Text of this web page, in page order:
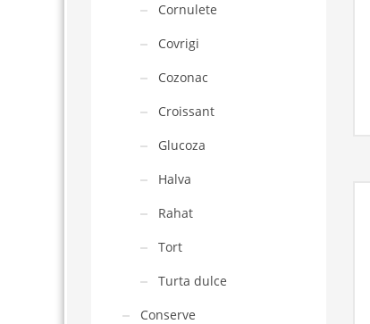
Cornulete
Covrigi
Cozonac
Croissant
Glucoza
Halva
Rahat
Tort
Turta dulce
Conserve